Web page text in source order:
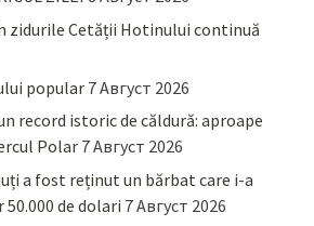
zidurile Cetății Hotinului continuă
popular 7 Август 2026
record istoric de căldură: aproape
Polar 7 Август 2026
a fost reținut un bărbat care i-a
de dolari 7 Август 2026